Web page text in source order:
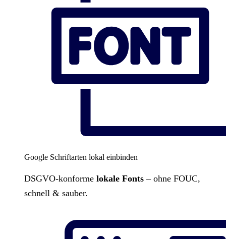
Google Schriftarten lokal einbinden
DSGVO-konforme lokale Fonts – ohne FOUC,
schnell & sauber.